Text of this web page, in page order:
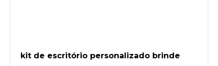
kit de escritório personalizado brinde